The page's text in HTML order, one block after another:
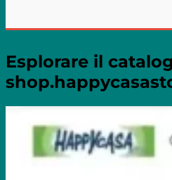
Esplorare il